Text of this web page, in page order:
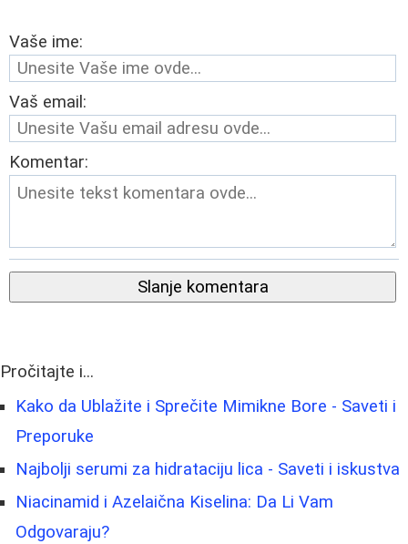
Vaše ime:
Vaš email:
Komentar:
Slanje komentara
Pročitajte i...
Kako da Ublažite i Sprečite Mimikne Bore - Saveti i
Preporuke
Najbolji serumi za hidrataciju lica - Saveti i iskustva
Niacinamid i Azelaična Kiselina: Da Li Vam
Odgovaraju?